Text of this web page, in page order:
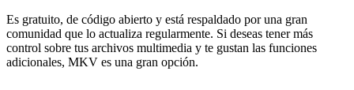
Es gratuito, de código abierto y está respaldado por una gran
comunidad que lo actualiza regularmente. Si deseas tener más
control sobre tus archivos multimedia y te gustan las funciones
adicionales, MKV es una gran opción.